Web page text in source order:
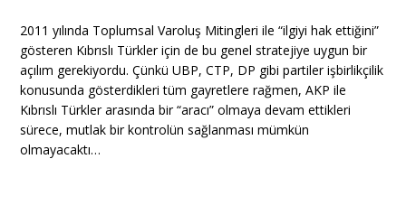
2011 yılında Toplumsal Varoluş Mitingleri ile “ilgiyi hak ettiğini”
gösteren Kıbrıslı Türkler için de bu genel stratejiye uygun bir
açılım gerekiyordu. Çünkü UBP, CTP, DP gibi partiler işbirlikçilik
konusunda gösterdikleri tüm gayretlere rağmen, AKP ile
Kıbrıslı Türkler arasında bir “aracı” olmaya devam ettikleri
sürece, mutlak bir kontrolün sağlanması mümkün
olmayacaktı…